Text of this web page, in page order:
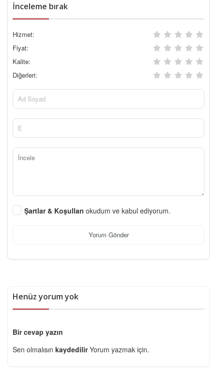
İnceleme bırak
Hizmet:
Fiyat:
Kalite:
Diğerleri:
Şartlar & Koşulları okudum ve kabul ediyorum.
Yorum Gönder
Henüz yorum yok
Bir cevap yazın
Sen olmalısın kaydedilirYorum yazmak için.